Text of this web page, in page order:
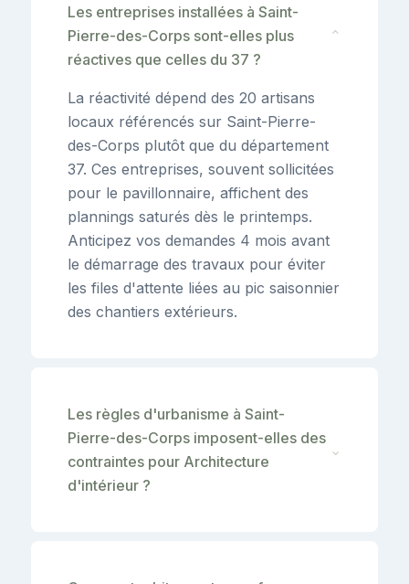
Les entreprises installées à Saint-
Pierre-des-Corps sont-elles plus
réactives que celles du 37 ?
⌄
La réactivité dépend des 20 artisans
locaux référencés sur Saint-Pierre-
des-Corps plutôt que du département
37. Ces entreprises, souvent sollicitées
pour le pavillonnaire, affichent des
plannings saturés dès le printemps.
Anticipez vos demandes 4 mois avant
le démarrage des travaux pour éviter
les files d'attente liées au pic saisonnier
des chantiers extérieurs.
Les règles d'urbanisme à Saint-
Pierre-des-Corps imposent-elles des
contraintes pour Architecture
d'intérieur ?
⌄